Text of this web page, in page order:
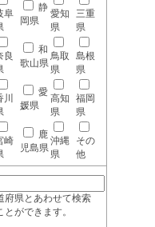
阜
静
岡県
愛知
県
三重
県
良
和
歌山県
鳥取
県
島根
県
川
愛
媛県
高知
県
福岡
県
崎
鹿
児島県
沖縄
県
その
他
県とあわせて検索
ができます。